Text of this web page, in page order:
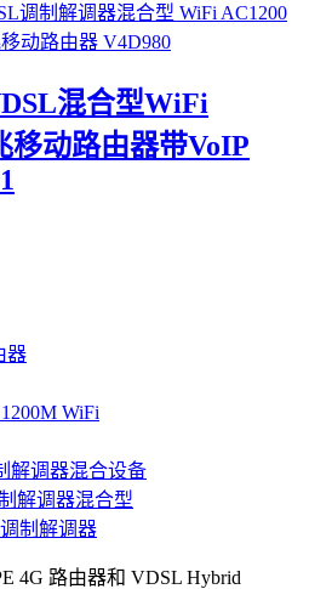
调制解调器混合型 WiFi AC1200
动路由器 V4D980
混合型WiFi
移动路由器带VoIP
器
WiFi
解调器混合设备
解调器混合型
制解调器
4G 路由器和 VDSL Hybrid